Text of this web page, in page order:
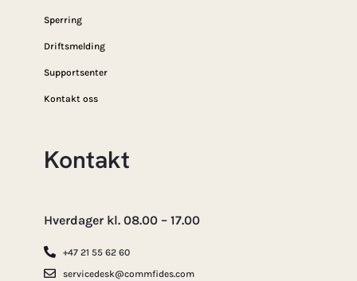
Sperring
Driftsmelding
Supportsenter
Kontakt oss
Kontakt
Hverdager kl. 08.00 – 17.00
+47 21 55 62 60
servicedesk@commfides.com